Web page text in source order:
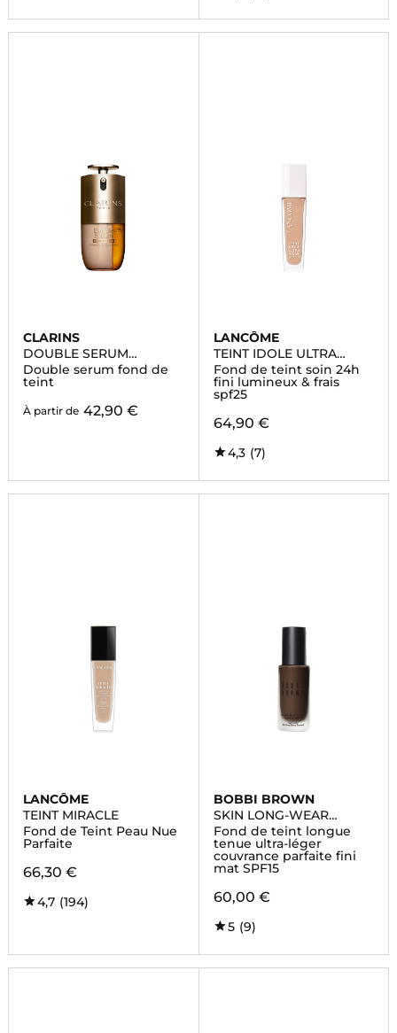
CLARINS
DOUBLE SERUM
FOUNDATION
Double serum fond de
teint
À partir de 42,90 €
LANCÔME
TEINT IDOLE ULTRA
WEAR CARE & GLOW
Fond de teint soin 24h
fini lumineux & frais
spf25
64,90 €
4,3 (7)
LANCÔME
TEINT MIRACLE
Fond de Teint Peau Nue
Parfaite
66,30 €
4,7 (194)
BOBBI BROWN
SKIN LONG-WEAR
WEIGHTLESS
FOUNDATION
Fond de teint longue
tenue ultra-léger
couvrance parfaite fini
mat SPF15
60,00 €
5 (9)